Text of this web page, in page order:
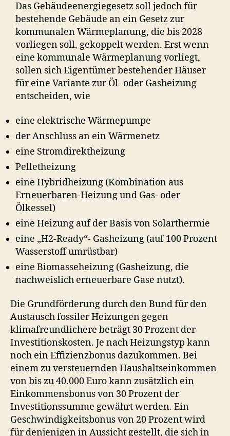
Das Gebäudeenergiegesetz soll jedoch für
bestehende Gebäude an ein Gesetz zur
kommunalen Wärmeplanung, die bis 2028
vorliegen soll, gekoppelt werden. Erst wenn
eine kommunale Wärmeplanung vorliegt,
sollen sich Eigentümer bestehender Häuser
für eine Variante zur Öl- oder Gasheizung
entscheiden, wie
eine elektrische Wärmepumpe
der Anschluss an ein Wärmenetz
eine Stromdirektheizung
Pelletheizung
eine Hybridheizung (Kombination aus
Erneuerbaren-Heizung und Gas- oder
Ölkessel)
eine Heizung auf der Basis von Solarthermie
eine „H2-Ready“- Gasheizung (auf 100 Prozent
Wasserstoff umrüstbar)
eine Biomasseheizung (Gasheizung, die
nachweislich erneuerbare Gase nutzt).
Die Grundförderung durch den Bund für den
Austausch fossiler Heizungen gegen
klimafreundlichere beträgt 30 Prozent der
Investitionskosten. Je nach Heizungstyp kann
noch ein Effizienzbonus dazukommen. Bei
einem zu versteuernden Haushaltseinkommen
von bis zu 40.000 Euro kann zusätzlich ein
Einkommensbonus von 30 Prozent der
Investitionssumme gewährt werden. Ein
Geschwindigkeitsbonus von 20 Prozent wird
für denjenigen in Aussicht gestellt, die sich in